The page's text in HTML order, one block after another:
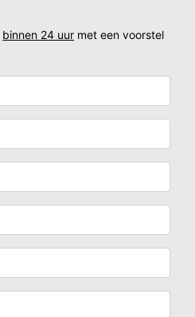
binnen 24 uur met een voorstel